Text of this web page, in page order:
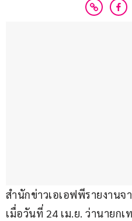
สำนักข่าวเอเอฟพีรายงานจ
เมื่อวันที่ 24 เม.ย. ว่านายก